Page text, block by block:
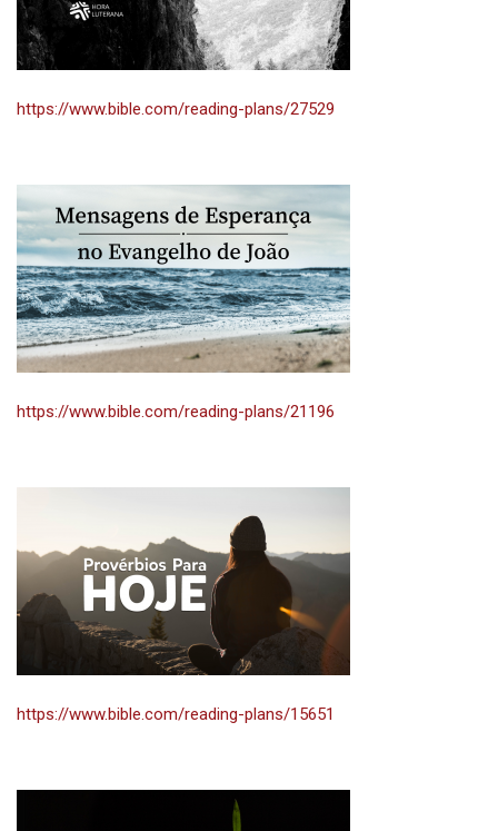
https://www.bible.com/reading-plans/27529
https://www.bible.com/reading-plans/21196
https://www.bible.com/reading-plans/15651